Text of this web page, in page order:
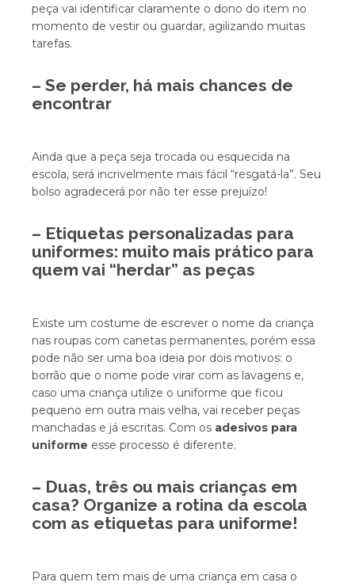
peça vai identificar claramente o dono do item no
momento de vestir ou guardar, agilizando muitas
tarefas.
– Se perder, há mais chances de
encontrar
Ainda que a peça seja trocada ou esquecida na
escola, será incrivelmente mais fácil “resgatá-la”. Seu
bolso agradecerá por não ter esse prejuízo!
– Etiquetas personalizadas para
uniformes: muito mais prático para
quem vai “herdar” as peças
Existe um costume de escrever o nome da criança
nas roupas com canetas permanentes, porém essa
pode não ser uma boa ideia por dois motivos: o
borrão que o nome pode virar com as lavagens e,
caso uma criança utilize o uniforme que ficou
pequeno em outra mais velha, vai receber peças
manchadas e já escritas. Com os adesivos para
uniforme esse processo é diferente.
– Duas, três ou mais crianças em
casa? Organize a rotina da escola
com as etiquetas para uniforme!
Para quem tem mais de uma criança em casa o